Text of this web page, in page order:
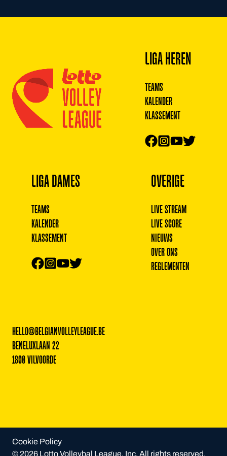
LIGA HEREN
TEAMS
KALENDER
KLASSEMENT
LIGA DAMES
TEAMS
KALENDER
KLASSEMENT
OVERIGE
LIVE STREAM
LIVE SCORE
NIEUWS
OVER ONS
REGLEMENTEN
HELLO@BELGIANVOLLEYLEAGUE.BE
BENELUXLAAN 22
1800 VILVOORDE
Cookie Policy
© 2026 Lotto Volleybal League, Inc. All rights reserved.